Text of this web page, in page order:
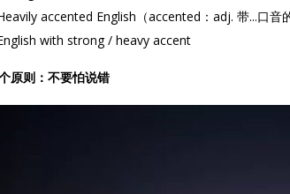
accented English（accented：adj. 带...口音的
with strong / heavy accent
原则：不要怕说错